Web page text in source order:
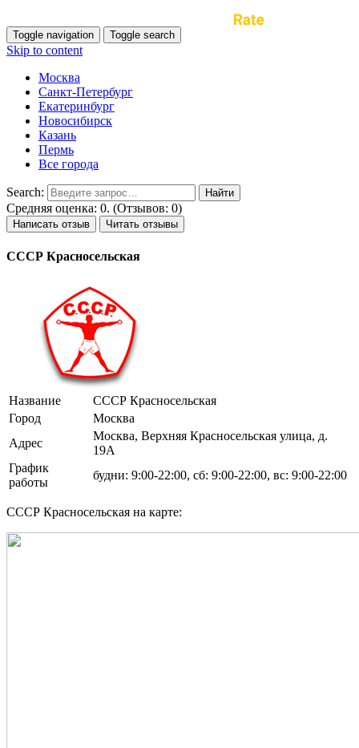
Toggle navigation Toggle search
Skip to content
Москва
Санкт-Петербург
Екатеринбург
Новосибирск
Казань
Пермь
Все города
Search:
Средняя оценка: 0. (Отзывов: 0)
Написать отзыв Читать отзывы
СССР Красносельская
Название
СССР Красносельская
Город
Москва
Адрес
Москва, Верхняя Красносельская улица, д.
19А
График
работы
будни: 9:00-22:00, сб: 9:00-22:00, вс: 9:00-22:00
СССР Красносельская на карте: